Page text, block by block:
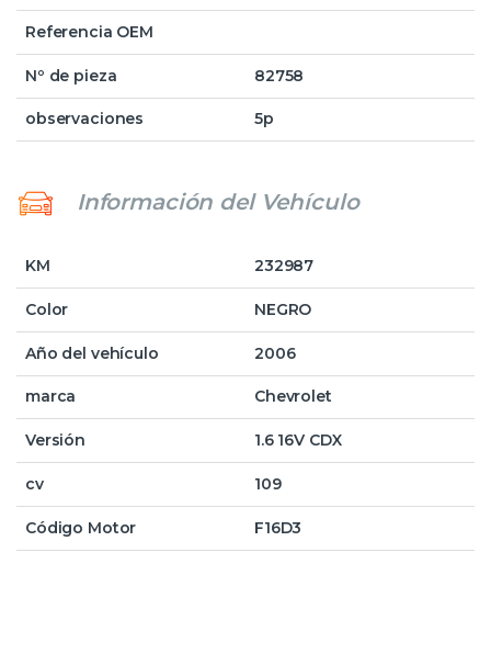
Referencia OEM
Nº de pieza 82758
observaciones 5p
Información del Vehículo
KM 232987
Color NEGRO
Año del vehículo 2006
marca Chevrolet
Versión 1.6 16V CDX
cv 109
Código Motor F16D3